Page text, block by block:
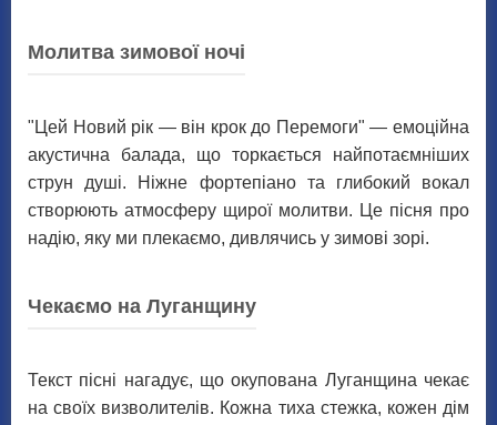
Молитва зимової ночі
"Цей Новий рік — він крок до Перемоги" — емоційна
акустична балада, що торкається найпотаємніших
струн душі. Ніжне фортепіано та глибокий вокал
створюють атмосферу щирої молитви. Це пісня про
надію, яку ми плекаємо, дивлячись у зимові зорі.
Чекаємо на Луганщину
Текст пісні нагадує, що окупована Луганщина чекає
на своїх визволителів. Кожна тиха стежка, кожен дім